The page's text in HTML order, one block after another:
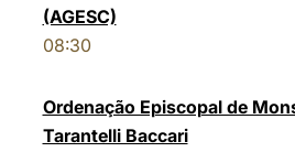
(AGESC)
08:30
Ordenação Episcopal de
Tarantelli Baccari